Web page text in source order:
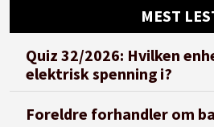
MEST
Quiz 32/2026: Hvilken
elektrisk spenning i?
Foreldre forhandler om